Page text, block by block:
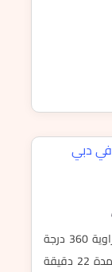
اكتشف أفضل ما في دبي مع مناظر رائعة بزاوية 360 درجة
لمعالم دبي في رحلة الهليكوبتر The Vision لمدة 22 دقيقة